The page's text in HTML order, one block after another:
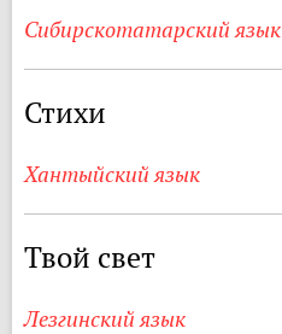
Сибирскотатарский язык
Стихи
Хантыйский язык
Твой свет
Лезгинский язык